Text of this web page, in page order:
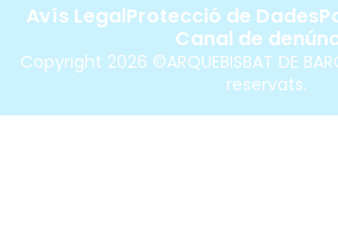
Copyright 2026 ©ARQUEBISBAT DE
reservats.
Avís LegalProtecció de Dades
Canal de